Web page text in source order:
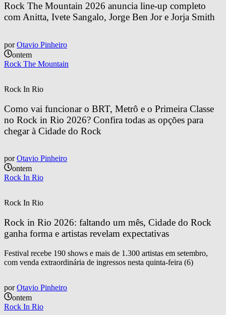
Rock The Mountain 2026 anuncia line-up completo
com Anitta, Ivete Sangalo, Jorge Ben Jor e Jorja Smith
por Otavio Pinheiro
ontem
Rock The Mountain
Rock In Rio
Como vai funcionar o BRT, Metrô e o Primeira Classe
no Rock in Rio 2026? Confira todas as opções para
chegar à Cidade do Rock
por Otavio Pinheiro
ontem
Rock In Rio
Rock In Rio
Rock in Rio 2026: faltando um mês, Cidade do Rock
ganha forma e artistas revelam expectativas
Festival recebe 190 shows e mais de 1.300 artistas em setembro,
com venda extraordinária de ingressos nesta quinta-feira (6)
por Otavio Pinheiro
ontem
Rock In Rio